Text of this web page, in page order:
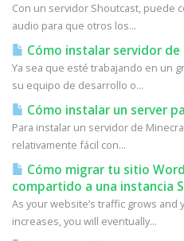
Con un servidor Shoutcast, puede
audio para que otros los...
Cómo instalar servidor
Ya sea que esté trabajando en un
su equipo de desarrollo o...
Cómo instalar un server
Para instalar un servidor de
relativamente fácil con...
Cómo migrar tu sitio
compartido a una instancia
As your website’s traffic grows
increases, you will eventually...